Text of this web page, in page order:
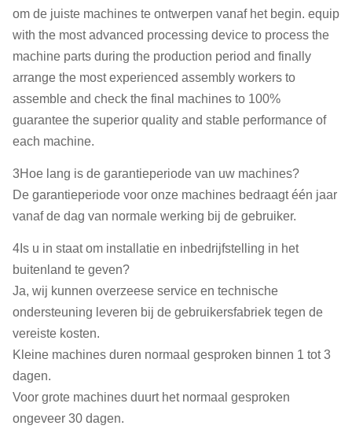
om de juiste machines te ontwerpen vanaf het begin. equip
with the most advanced processing device to process the
machine parts during the production period and finally
arrange the most experienced assembly workers to
assemble and check the final machines to 100%
guarantee the superior quality and stable performance of
each machine.
3Hoe lang is de garantieperiode van uw machines?
De garantieperiode voor onze machines bedraagt één jaar
vanaf de dag van normale werking bij de gebruiker.
4Is u in staat om installatie en inbedrijfstelling in het
buitenland te geven?
Ja, wij kunnen overzeese service en technische
ondersteuning leveren bij de gebruikersfabriek tegen de
vereiste kosten.
Kleine machines duren normaal gesproken binnen 1 tot 3
dagen.
Voor grote machines duurt het normaal gesproken
ongeveer 30 dagen.